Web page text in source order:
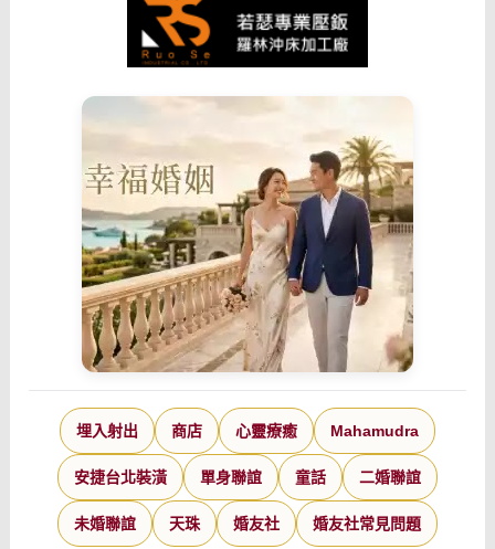
埋入射出 商店 心靈療癒 Mahamudra
安捷台北裝潢 單身聯誼 童話 二婚聯誼
未婚聯誼 天珠 婚友社 婚友社常見問題